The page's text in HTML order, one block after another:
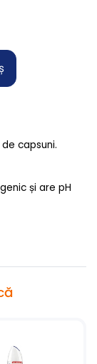
capsuni.
și are pH